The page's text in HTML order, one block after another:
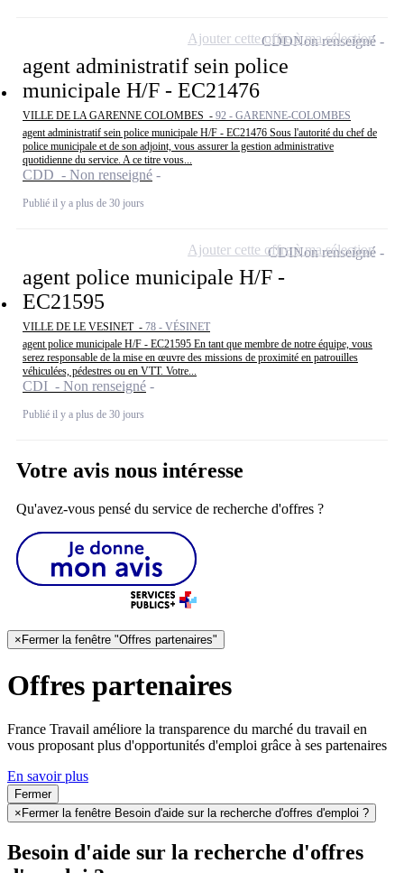
agent administratif sein police
municipale H/F - EC21476
VILLE DE LA GARENNE COLOMBES - 92 - GARENNE-COLOMBES
agent administratif sein police municipale H/F - EC21476 Sous l'autorité du chef de
police municipale et de son adjoint, vous assurer la gestion administrative
quotidienne du service. A ce titre vous...
CDD - Non renseigné
Publié il y a plus de 30 jours
CDDNon renseigné
Ajouter cette offre à ma sélection
agent police municipale H/F -
EC21595
VILLE DE LE VESINET - 78 - VÉSINET
agent police municipale H/F - EC21595 En tant que membre de notre équipe, vous
serez responsable de la mise en œuvre des missions de proximité en patrouilles
véhiculées, pédestres ou en VTT. Votre...
CDI - Non renseigné
Publié il y a plus de 30 jours
CDINon renseigné
Ajouter cette offre à ma sélection
Votre avis nous intéresse
Qu'avez-vous pensé du service de recherche d'offres ?
× Fermer la fenêtre "Offres partenaires"
Offres partenaires
France Travail améliore la transparence du marché du travail en
vous proposant plus d'opportunités d'emploi grâce à ses partenaires
En savoir plus
Fermer
× Fermer la fenêtre Besoin d'aide sur la recherche d'offres d'emploi ?
Besoin d'aide sur la recherche d'offres